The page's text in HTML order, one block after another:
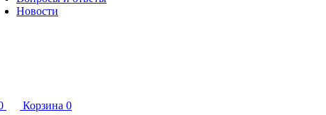
Новости
Корзина 0